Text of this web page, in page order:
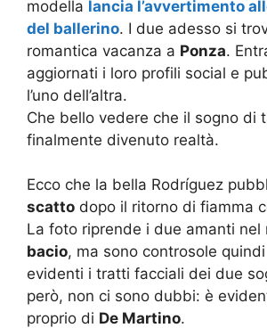
modella lancia l’avvertimento
del ballerino. I due adesso si
romantica vacanza a Ponza.
aggiornati i loro profili social e
l’uno dell’altra.
Che bello vedere che il sogno di
finalmente divenuto realtà.
Ecco che la bella Rodríguez
scatto dopo il ritorno di fiamma
La foto riprende i due amanti nel
bacio, ma sono controsole
evidenti i tratti facciali dei due
però, non ci sono dubbi: è
proprio di De Martino.